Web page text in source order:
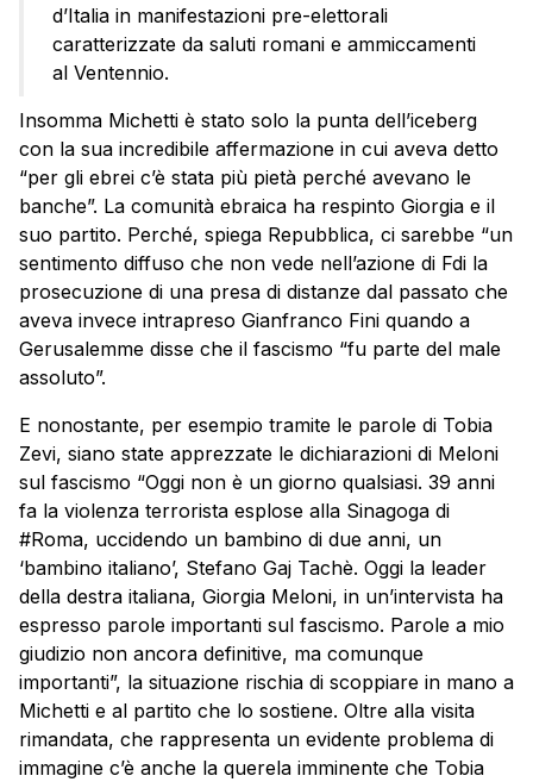
d’Italia in manifestazioni pre-elettorali
caratterizzate da saluti romani e ammiccamenti
al Ventennio.
Insomma Michetti è stato solo la punta dell’iceberg
con la sua incredibile affermazione in cui aveva detto
“per gli ebrei c’è stata più pietà perché avevano le
banche”. La comunità ebraica ha respinto Giorgia e il
suo partito. Perché, spiega Repubblica, ci sarebbe “un
sentimento diffuso che non vede nell’azione di Fdi la
prosecuzione di una presa di distanze dal passato che
aveva invece intrapreso Gianfranco Fini quando a
Gerusalemme disse che il fascismo “fu parte del male
assoluto”.
E nonostante, per esempio tramite le parole di Tobia
Zevi, siano state apprezzate le dichiarazioni di Meloni
sul fascismo “Oggi non è un giorno qualsiasi. 39 anni
fa la violenza terrorista esplose alla Sinagoga di
#Roma, uccidendo un bambino di due anni, un
‘bambino italiano’, Stefano Gaj Tachè. Oggi la leader
della destra italiana, Giorgia Meloni, in un’intervista ha
espresso parole importanti sul fascismo. Parole a mio
giudizio non ancora definitive, ma comunque
importanti”, la situazione rischia di scoppiare in mano a
Michetti e al partito che lo sostiene. Oltre alla visita
rimandata, che rappresenta un evidente problema di
immagine c’è anche la querela imminente che Tobia